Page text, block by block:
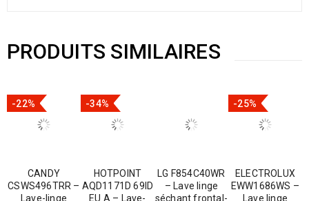
PRODUITS SIMILAIRES
-22%
CANDY
CSWS496TRR –
Lave-linge
-34%
HOTPOINT
AQD1171D 69ID
EU A – Lave-
LG F854C40WR
– Lave linge
séchant frontal-
-25%
ELECTROLUX
EWW1686WS –
Lave linge